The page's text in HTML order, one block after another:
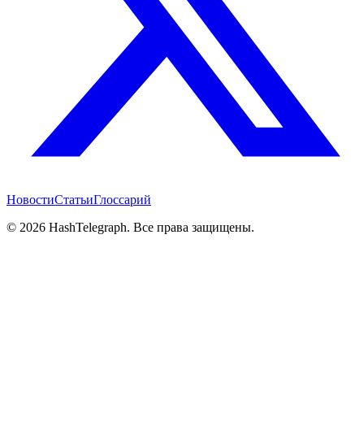
НовостиСтатьиГлоссарий
© 2026 HashTelegraph. Все права защищены.